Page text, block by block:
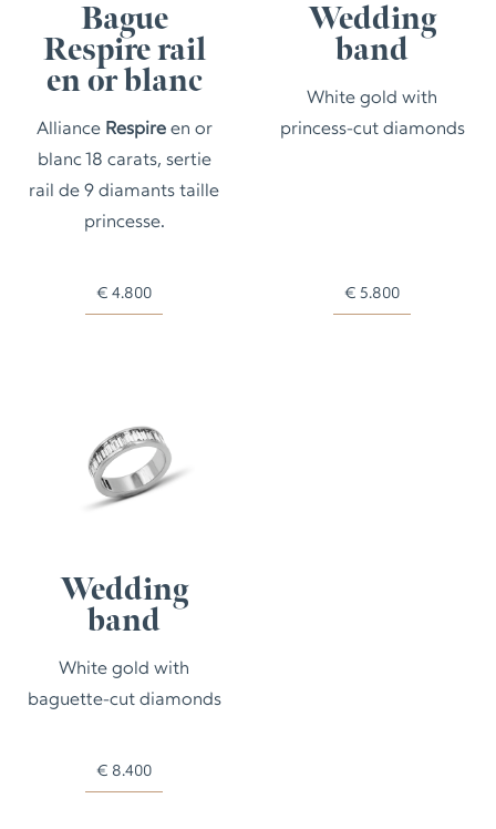
Bague
Respire rail
en or blanc
Alliance Respireen or
blanc 18 carats, sertie
rail de 9 diamants taille
princesse.
€ 4.800
Wedding
band
White gold with
princess-cut diamonds
€ 5.800
Wedding
band
White gold with
baguette-cut diamonds
€ 8.400